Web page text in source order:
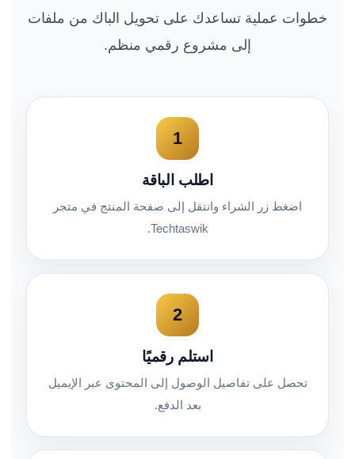
خطوات عملية تساعدك على تحويل الباك من ملفات
إلى مشروع رقمي منظم.
1
اطلب الباقة
اضغط زر الشراء وانتقل إلى صفحة المنتج في متجر
Techtaswik.
2
استلم رقميًا
تحصل على تفاصيل الوصول إلى المحتوى عبر الإيميل
بعد الدفع.